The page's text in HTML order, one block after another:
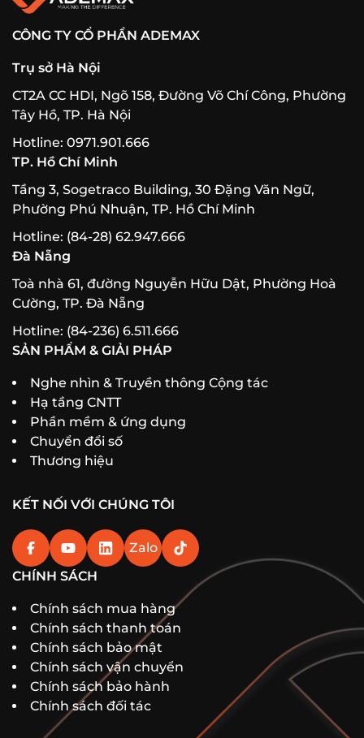
CÔNG TY CỔ PHẦN ADEMAX
Trụ sở Hà Nội
CT2A CC HDI, Ngõ 158, Đường Võ Chí Công, Phường
Tây Hồ, TP. Hà Nội
Hotline: 0971.901.666
TP. Hồ Chí Minh
Tầng 3, Sogetraco Building, 30 Đặng Văn Ngữ,
Phường Phú Nhuận, TP. Hồ Chí Minh
Hotline: (84-28) 62.947.666
Đà Nẵng
Toà nhà 61, đường Nguyễn Hữu Dật, Phường Hoà
Cường, TP. Đà Nẵng
Hotline: (84-236) 6.511.666
SẢN PHẨM & GIẢI PHÁP
Nghe nhìn & Truyền thông Cộng tác
Hạ tầng CNTT
Phần mềm & ứng dụng
Chuyển đổi số
Thương hiệu
KẾT NỐI VỚI CHÚNG TÔI
Zalo
CHÍNH SÁCH
Chính sách mua hàng
Chính sách thanh toán
Chính sách bảo mật
Chính sách vận chuyển
Chính sách bảo hành
Chính sách đối tác